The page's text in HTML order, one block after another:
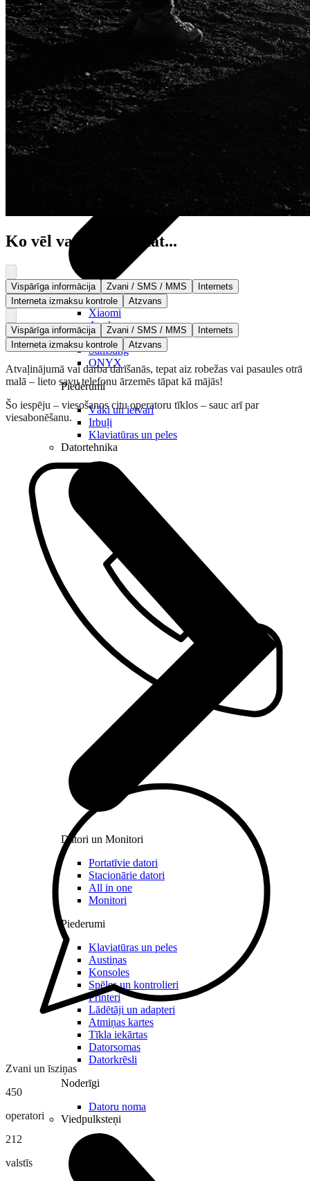
Visas planšetes
Xiaomi
Apple
Lenovo
Samsung
ONYX
Piederumi
Vāki un ietvari
Irbuļi
Klaviatūras un peles
Datortehnika
Datori un Monitori
Portatīvie datori
Stacionārie datori
All in one
Monitori
Piederumi
Klaviatūras un peles
Austiņas
Konsoles
Spēles un kontrolieri
Printeri
Lādētāji un adapteri
Atmiņas kartes
Tīkla iekārtas
Datorsomas
Datorkrēsli
Noderīgi
Datoru noma
Viedpulksteņi
Ko vēl vajadzētu zināt...
Vispārīga informācija Zvani / SMS / MMS
Internets
Interneta izmaksu kontrole
Atzvans
Vispārīga informācija Zvani / SMS / MMS
Internets
Interneta izmaksu kontrole
Atzvans
Atvaļinājumā vai darba darīšanās, tepat aiz robežas vai pasaules otrā
malā – lieto savu telefonu ārzemēs tāpat kā mājās!
Šo iespēju – viesošanos citu operatoru tīklos – sauc arī par
viesabonēšanu.
Zvani un īsziņas
450
operatori
212
valstīs